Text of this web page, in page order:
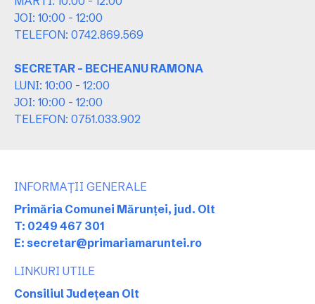
JOI: 10:00 - 12:00
TELEFON: 0742.869.569
SECRETAR - BECHEANU RAMONA
LUNI: 10:00 - 12:00
JOI: 10:00 - 12:00
TELEFON: 0751.033.902
INFORMAȚII GENERALE
Primăria Comunei Mărunței, jud. Olt
T: 0249 467 301
E: secretar@primariamaruntei.ro
LINKURI UTILE
Consiliul Județean Olt